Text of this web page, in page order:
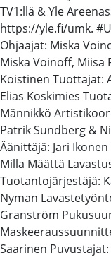
TV1:llä & Yle
https://yle.fi/umk.
Ohjaajat: Miska
Miska Voinoff, Miisa
Koistinen Tuottajat:
Elias Koskimies
Männikkö
Patrik Sundberg &
Äänittäjä: Jari
Milla Määttä
Tuotantojärjestäjä:
Nyman
Granström
Saarinen